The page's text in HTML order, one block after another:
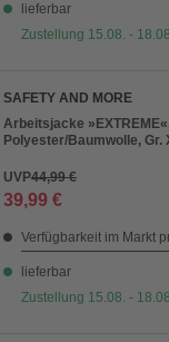
lieferbar
Zustellung 15.08. -
SAFETY AND MORE
Arbeitsjacke
Polyester/Baumwolle, Gr.
UVP44,99 €
39,99 €
Verfügbarkeit im Markt
lieferbar
Zustellung 15.08. -